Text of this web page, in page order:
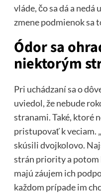
vláde, čo sa dá a
zmene podmienok sa
Ódor sa
niektorým
Pri uchádzaní sa o
uviedol, že nebude
stranami. Také, ktoré
pristupovať k veciam.
skúsili dvojkolovo.
strán priority a potom
majú záujem ich
každom prípade im